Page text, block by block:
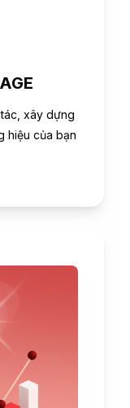
xây dựng
hiệu của bạn